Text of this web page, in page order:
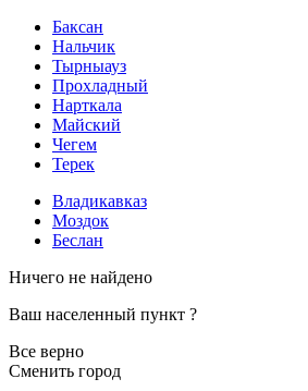
Баксан
Нальчик
Тырныауз
Прохладный
Нарткала
Майский
Чегем
Терек
Владикавказ
Моздок
Беслан
Ничего не найдено
Ваш населенный пункт ?
Все верно
Сменить город